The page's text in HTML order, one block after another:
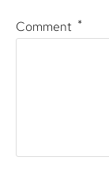
Comment *